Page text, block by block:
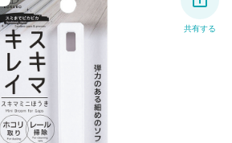
共有する